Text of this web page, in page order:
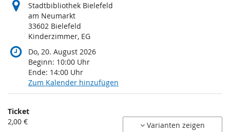
Stadtbibliothek Bielefeld
am Neumarkt
33602 Bielefeld
Kinderzimmer, EG
Do, 20. August 2026
Beginn: 10:00 Uhr
Ende: 14:00 Uhr
Zum Kalender hinzufügen
Produkte
Unkategorisierte
Ticket
2,00 €
Varianten zeigen